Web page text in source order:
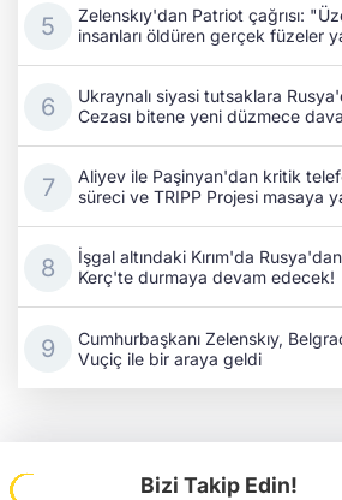
Zelenskıy'dan Patriot çağrısı:
insanları öldüren gerçek füzeler
Ukraynalı siyasi tutsaklara
Cezası bitene yeni düzmece dava
Aliyev ile Paşinyan'dan kritik
süreci ve TRIPP Projesi masaya
İşgal altındaki Kırım'da
Kerç'te durmaya devam edecek!
Cumhurbaşkanı Zelenskıy,
Vuçiç ile bir araya geldi
Bizi Takip Edin!